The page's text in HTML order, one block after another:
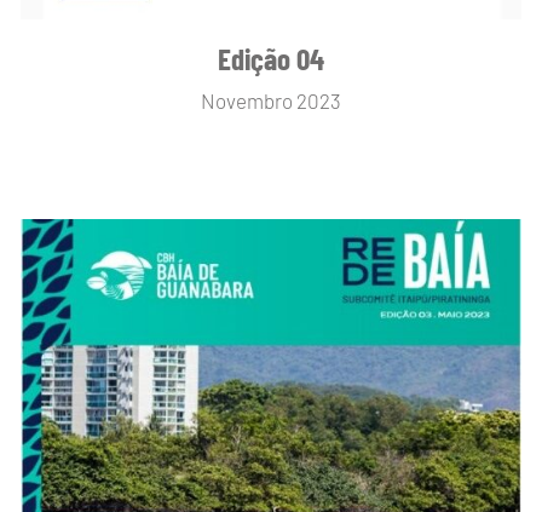
Edição 04
Novembro 2023